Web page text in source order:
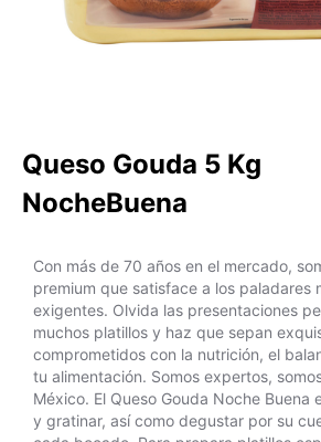
Queso Gouda 5 Kg
NocheBuena
Con más de 70 años en el mercado,
premium que satisface a los paladares
exigentes. Olvida las presentaciones
muchos platillos y haz que sepan
comprometidos con la nutrición, el
tu alimentación. Somos expertos,
México. El Queso Gouda Noche Buena
y gratinar, así como degustar por su